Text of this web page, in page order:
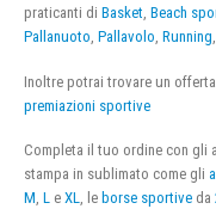
praticanti di Basket, Beach
Pallanuoto, Pallavolo, Running,
Inoltre potrai trovare un
premiazioni sportive
Completa il tuo ordine con gli
stampa in sublimato come gli
M L e XL , le borse sportive da